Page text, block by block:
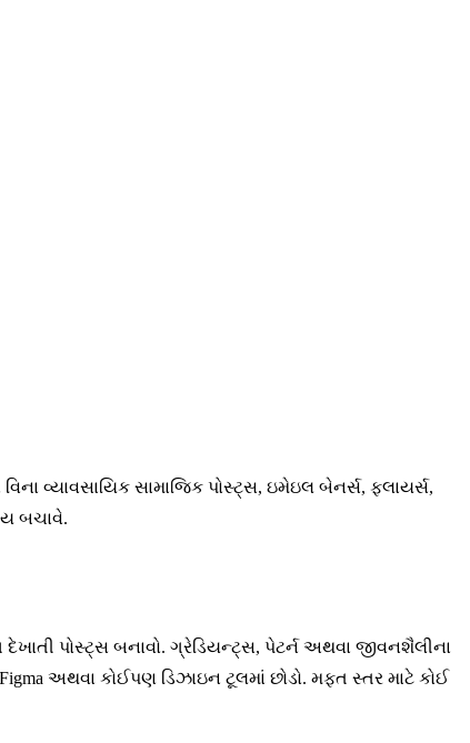
વ્યાવસાયિક સામાજિક પોસ્ટ્સ, ઇમેઇલ બેનર્સ, ફ્લાયર્સ,
બચાવે.
પોસ્ટ્સ બનાવો. ગ્રેડિયન્ટ્સ, પેટર્ન અથવા જીવનશૈલીના
અથવા કોઈપણ ડિઝાઇન ટૂલમાં છોડો. મફત સ્તર માટે કોઈ